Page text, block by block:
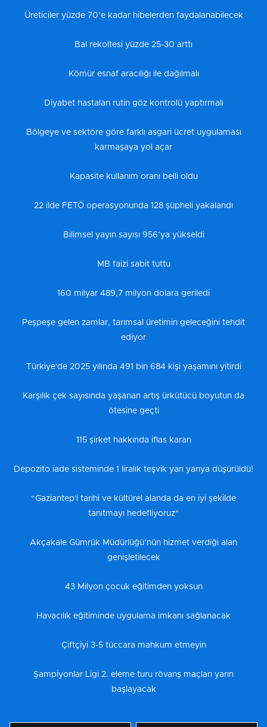
Üreticiler yüzde 70’e kadar hibelerden faydalanabilecek
Bal rekoltesi yüzde 25-30 arttı
Kömür esnaf aracılığı ile dağılmalı
Diyabet hastaları rutin göz kontrolü yaptırmalı
Bölgeye ve sektöre göre farklı asgari ücret uygulaması
karmaşaya yol açar
Kapasite kullanım oranı belli oldu
22 ilde FETÖ operasyonunda 128 şüpheli yakalandı
Bilimsel yayın sayısı 956’ya yükseldi
MB faizi sabit tuttu
160 milyar 489,7 milyon dolara geriledi
Peşpeşe gelen zamlar, tarımsal üretimin geleceğini tehdit
ediyor
Türkiye'de 2025 yılında 491 bin 684 kişi yaşamını yitirdi
Karşılık çek sayısında yaşanan artış ürkütücü boyutun da
ötesine geçti
115 şirket hakkında iflas kararı
Depozito iade sisteminde 1 liralık teşvik yarı yarıya düşürüldü!
“Gaziantep'i tarihi ve kültürel alanda da en iyi şekilde
tanıtmayı hedefliyoruz"
Akçakale Gümrük Müdürlüğü’nün hizmet verdiği alan
genişletilecek
43 Milyon çocuk eğitimden yoksun
Havacılık eğitiminde uygulama imkanı sağlanacak
Çiftçiyi 3-5 tüccara mahkum etmeyin
Şampiyonlar Ligi 2. eleme turu rövanş maçları yarın
başlayacak